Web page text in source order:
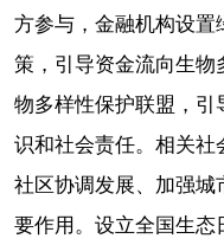
方参与，金融机构设置
策，引导资金流向生物
物多样性保护联盟，
识和社会责任。相关社
社区协调发展、加强
要作用。设立全国生